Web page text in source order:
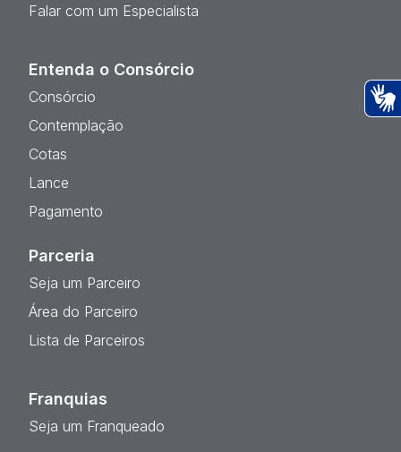
Falar com um Especialista
Entenda o Consórcio
Consórcio
Contemplação
Cotas
Lance
Pagamento
Parceria
Seja um Parceiro
Área do Parceiro
Lista de Parceiros
Franquias
Seja um Franqueado